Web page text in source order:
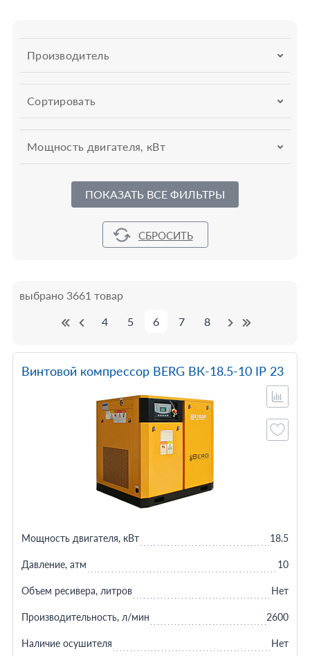
Сортировать
Производитель
Мощность двигателя, кВт
ПОКАЗАТЬ ВСЕ ФИЛЬТРЫ
выбрано 3661 товар
4
5 6 7 8
Винтовой компрессор BERG ВК-18.5-10 IP 23
Мощность двигателя, кВт 18.5
Давление, атм 10
Объем ресивера, литров Нет
Производительность, л/мин 2600
Наличие осушителя Нет